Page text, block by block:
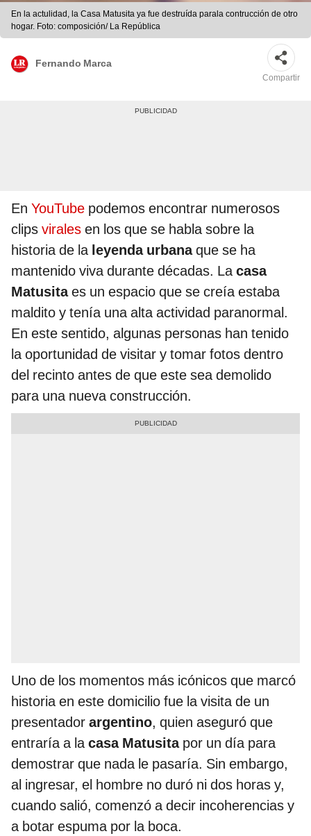
En la actulidad, la Casa Matusita ya fue destruída parala contrucción de otro
hogar. Foto: composición/ La República
Fernando Marca
Compartir
En YouTube podemos encontrar numerosos
clips virales en los que se habla sobre la
historia de la leyenda urbanaque se ha
mantenido viva durante décadas. Lacasa
Matusitaes un espacio que se creía estaba
maldito y tenía una alta actividad paranormal.
En este sentido, algunas personas han tenido
la oportunidad de visitar y tomar fotos dentro
del recinto antes de que este sea demolido
para una nueva construcción.
Uno de los momentos más icónicos que marcó
historia en este domicilio fue la visita de un
presentador argentino, quien aseguró que
entraría a lacasa Matusitapor un día para
demostrar que nada le pasaría. Sin embargo,
al ingresar, el hombre no duró ni dos horas y,
cuando salió, comenzó a decir incoherencias y
a botar espuma por la boca.